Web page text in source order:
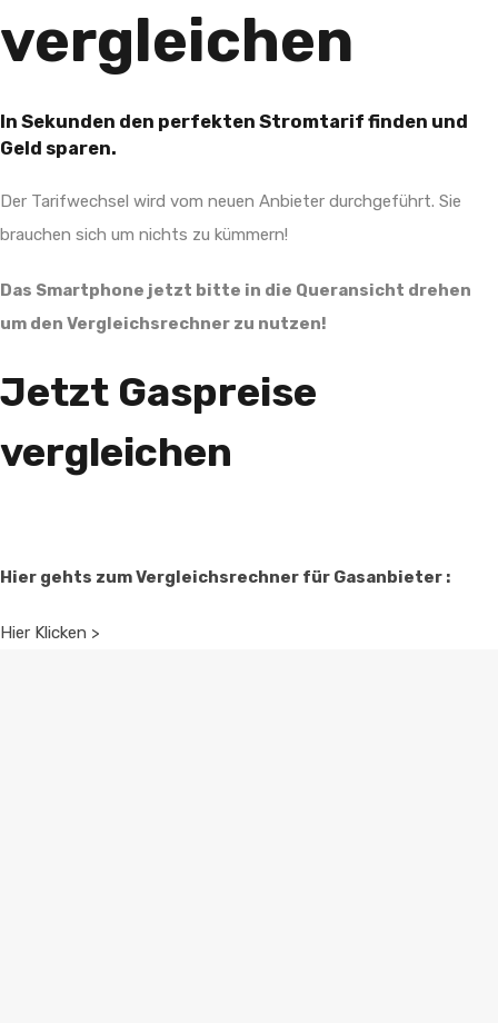
vergleichen
In Sekunden den perfekten Stromtarif finden und
Geld sparen.
Der Tarifwechsel wird vom neuen Anbieter durchgeführt. Sie
brauchen sich um nichts zu kümmern!
Das Smartphone jetzt bitte in die Queransicht drehen
um den Vergleichsrechner zu nutzen!
Jetzt Gaspreise
vergleichen
Hier gehts zum Vergleichsrechner für Gasanbieter :
Hier Klicken >